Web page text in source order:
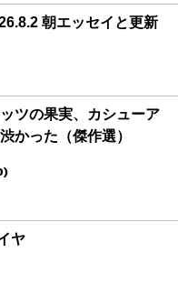
朝エッセイと更新
ツの果実、カシューア
かった（傑作選）
ヤ